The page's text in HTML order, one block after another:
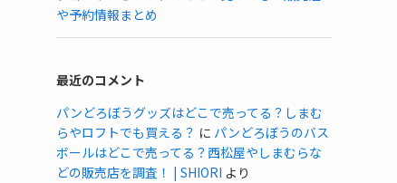
や予約情報まとめ
最近のコメント
パンどろぼうグッズはどこで売ってる？しまむ
らやロフトでも買える？ に パンどろぼうのバス
ボールはどこで売ってる？西松屋やしまむらな
どの販売店を調査！ | SHIORI より